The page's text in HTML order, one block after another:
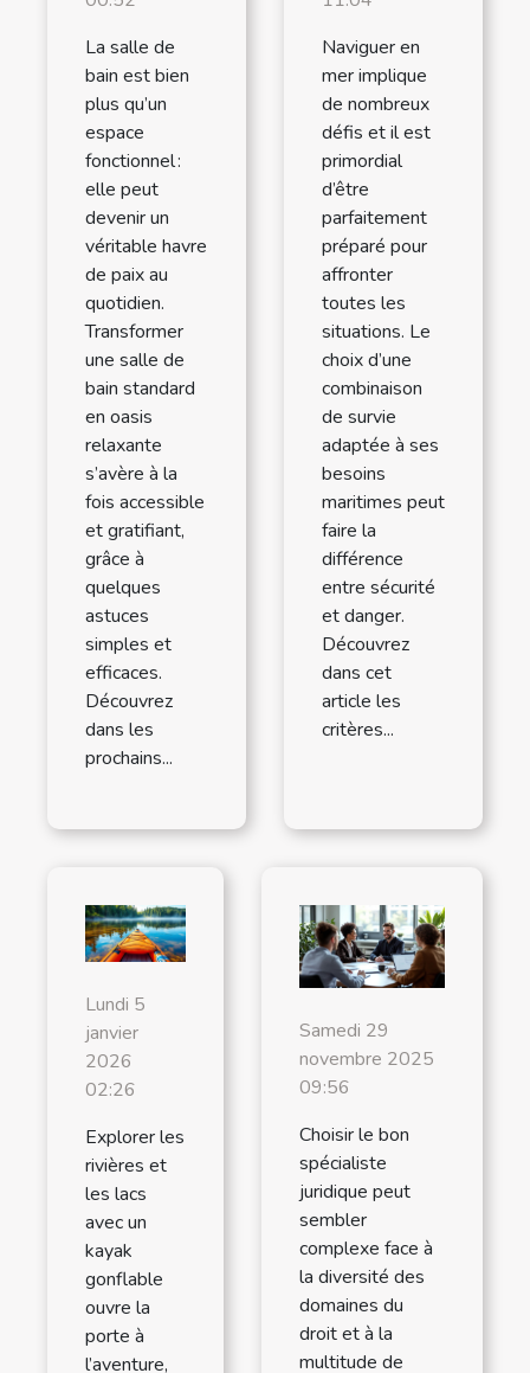
La salle de
bain est bien
plus qu’un
espace
fonctionnel :
elle peut
devenir un
véritable havre
de paix au
quotidien.
Transformer
une salle de
bain standard
en oasis
relaxante
s’avère à la
fois accessible
et gratifiant,
grâce à
quelques
astuces
simples et
efficaces.
Découvrez
dans les
prochains...
Naviguer en
mer implique
de nombreux
défis et il est
primordial
d’être
parfaitement
préparé pour
affronter
toutes les
situations. Le
choix d’une
combinaison
de survie
adaptée à ses
besoins
maritimes peut
faire la
différence
entre sécurité
et danger.
Découvrez
dans cet
article les
critères...
Lundi 5
janvier
2026
02:26
Explorer les
rivières et
les lacs
avec un
kayak
gonflable
ouvre la
porte à
l’aventure,
Samedi 29
novembre 2025
09:56
Choisir le bon
spécialiste
juridique peut
sembler
complexe face à
la diversité des
domaines du
droit et à la
multitude de